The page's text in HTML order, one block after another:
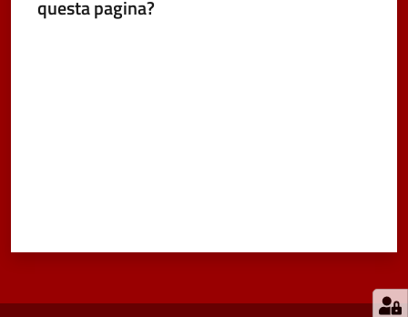
questa pagina?